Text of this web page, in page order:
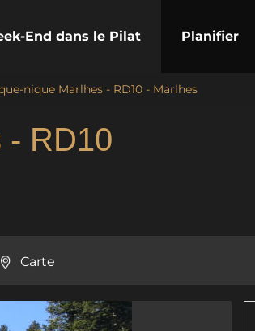
End dans le Pilat Planifier
nique Marlhes - RD10 - Marlhes
- RD10
Carte